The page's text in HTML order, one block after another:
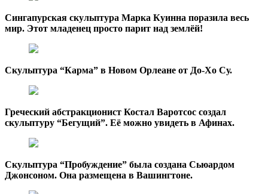
Сингапурская скульптура Марка Куинна поразила весь
мир. Этот младенец просто парит над землёй!
Скульптура “Карма” в Новом Орлеане от До-Хо Су.
Греческий абстракционист Костал Варотсос создал
скульптуру “Бегущий”. Её можно увидеть в Афинах.
Скульптура “Пробуждение” была создана Сьюардом
Джонсоном. Она размещена в Вашингтоне.